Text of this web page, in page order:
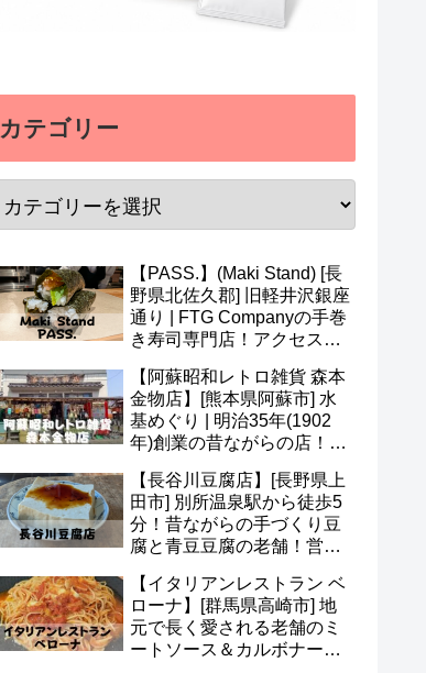
カテゴリー
【PASS.】(Maki Stand) [長
野県北佐久郡] 旧軽井沢銀座
通り | FTG Companyの手巻
き寿司専門店！アクセス・
など(^v^)
【阿蘇昭和レトロ雑貨 森本
金物店】[熊本県阿蘇市] 水
基めぐり | 明治35年(1902
年)創業の昔ながらの店！ア
など(^^)
【長谷川豆腐店】[長野県上
田市] 別所温泉駅から徒歩5
分！昔ながらの手づくり豆
腐と青豆豆腐の老舗！営業
ど(^o^)
【イタリアンレストラン ベ
ローナ】[群馬県高崎市] 地
元で長く愛される老舗のミ
ートソース＆カルボナー